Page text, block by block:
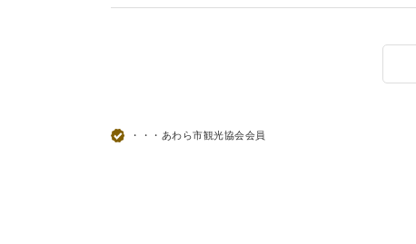
・・・あわら市観光協会会員